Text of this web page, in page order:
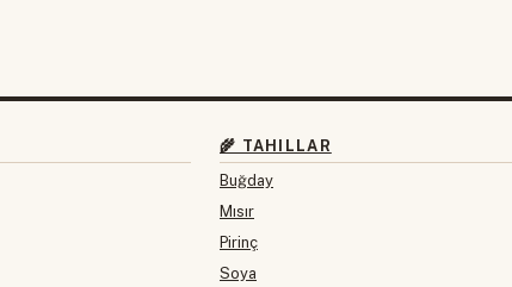
🌾 TAHILLAR
Buğday
Mısır
Pirinç
Soya